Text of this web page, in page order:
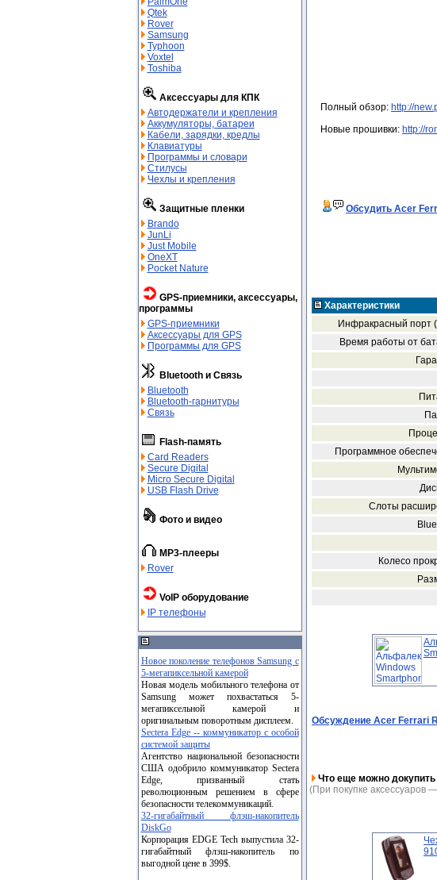
Qtek
Rover
Samsung
Typhoon
Voxtel
Toshiba
Аксессуары для КПК
Автодержатели и крепления
Аккумуляторы, батареи
Кабели, зарядки, кредлы
Клавиатуры
Программы и словари
Стилусы
Чехлы и крепления
Защитные пленки
Brando
JunLi
Just Mobile
OneXT
Pocket Nature
GPS-приемники, аксессуары,
программы
GPS-приемники
Аксессуары для GPS
Программы для GPS
Bluetooth и Связь
Bluetooth
Bluetooth-гарнитуры
Связь
Flash-память
Card Readers
Secure Digital
Micro Secure Digital
USB Flash Drive
Фото и видео
MP3-плееры
Rover
VoIP оборудование
IP телефоны
Новое поколение телефонов Samsung с
5-мегапиксельной камерой
Новая модель мобильного телефона от
Samsung может похвастаться 5-
мегапиксельной камерой и
оригинальным поворотным дисплеем.
Sectera Edge -- коммуникатор с особой
системой защиты
Агентство национальной безопасности
США одобрило коммуникатор Sectera
Edge, призванный стать
революционным решением в сфере
безопасности телекоммуникаций.
32-гигабайтный флэш-накопитель
DiskGo
Корпорация EDGE Tech выпустила 32-
гигабайтный флэш-накопитель по
выгодной цене в 399$.
Полный обзор: http://
Новые прошивки: http://
Обсудить Acer
Характеристики
Инфракрасный порт
Время работы от
Программное
Слоты
Колесо
Обсуждение Acer Ferrari
Что еще можно докупить
(При покупке аксессуаров